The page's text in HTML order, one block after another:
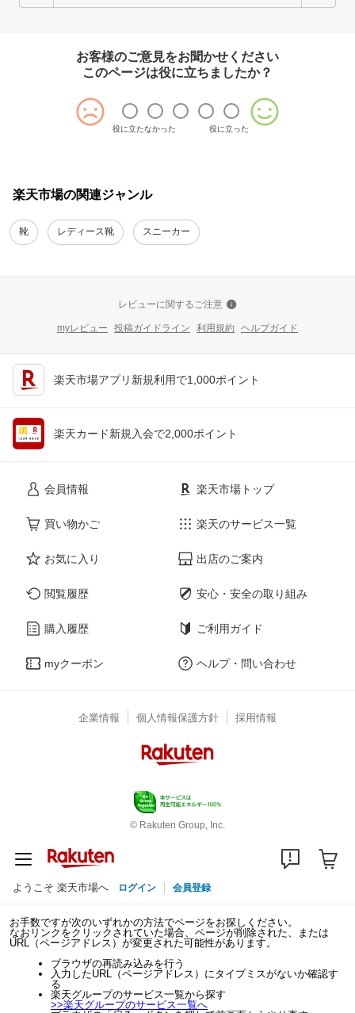
お客様のご意見をお聞かせください
このページは役に立ちましたか？
役に立たなかった 役に立った
楽天市場の関連ジャンル
靴 レディース靴 スニーカー
レビューに関するご注意
myレビュー 投稿ガイドライン 利用規約 ヘルプガイド
楽天市場アプリ新規利用で1,000ポイント
楽天カード新規入会で2,000ポイント
会員情報
買い物かご
お気に入り
閲覧履歴
購入履歴
myクーポン
楽天市場トップ
楽天のサービス一覧
出店のご案内
安心・安全の取り組み
ご利用ガイド
ヘルプ・問い合わせ
企業情報 個人情報保護方針 採用情報
© Rakuten Group, Inc.
ようこそ 楽天市場へ ログイン 会員登録
お手数ですが次のいずれかの方法でページをお探しください。
なおリンクをクリックされていた場合、ページが削除された、または
URL（ページアドレス）が変更された可能性があります。
ブラウザの再読み込みを行う
入力したURL（ページアドレス）にタイプミスがないか確認す
る
楽天グループのサービス一覧から探す
>>楽天グループのサービス一覧へ